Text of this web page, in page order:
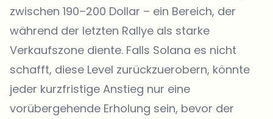
zwischen 190–200 Dollar – ein Bereich, der
während der letzten Rallye als starke
Verkaufszone diente. Falls Solana es nicht
schafft, diese Level zurückzuerobern, könnte
jeder kurzfristige Anstieg nur eine
vorübergehende Erholung sein, bevor der